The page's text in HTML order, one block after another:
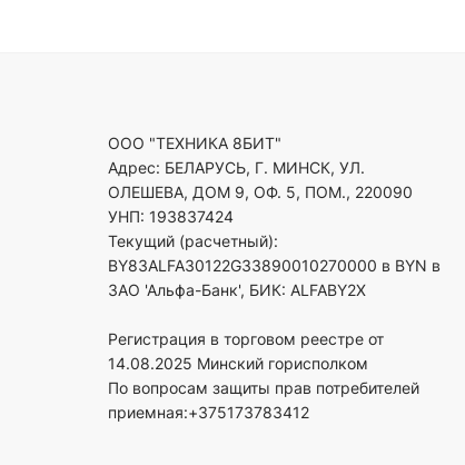
ООО "ТЕХНИКА 8БИТ"
Адрес: БЕЛАРУСЬ, Г. МИНСК, УЛ.
ОЛЕШЕВА, ДОМ 9, ОФ. 5, ПОМ., 220090
УНП: 193837424
Текущий (расчетный):
BY83ALFA30122G33890010270000 в BYN в
ЗАО 'Альфа-Банк', БИК: ALFABY2X
Регистрация в торговом реестре от
14.08.2025 Минский горисполком
По вопросам защиты прав потребителей
приемная:+375173783412